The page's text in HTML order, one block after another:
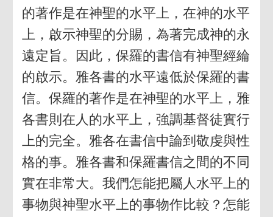
的著作是在神聖的水平上，在神的水平
上，啟示神聖的分賜，為著完成神的永
遠定旨。因此，保羅的書信有神聖經綸
的啟示。雅各書的水平遠低於保羅的書
信。保羅的著作是在神聖的水平上，雅
各書則在人的水平上，強調基督徒實行
上的完全。雅各在書信中論到敬虔與性
格的事。雅各書和保羅書信之間的不同
實在非常大。我們怎能把屬人水平上的
事物與神聖水平上的事物作比較？怎能